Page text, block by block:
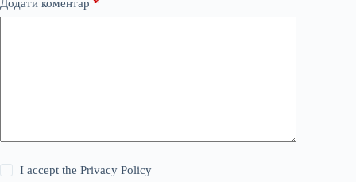
Додати коментар *
I accept thePrivacy Policy